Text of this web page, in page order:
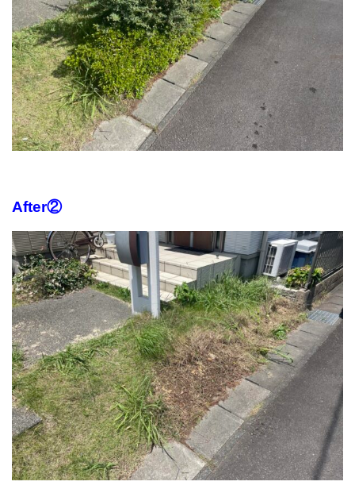
After②